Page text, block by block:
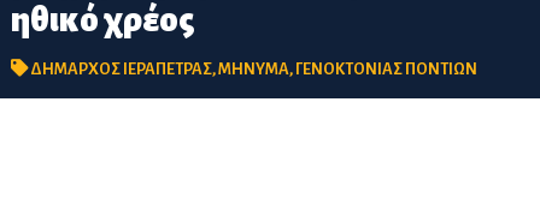
ηθικό χρέος
ΔΗΜΑΡΧΟΣ ΙΕΡΑΠΕΤΡΑΣ,ΜΗΝΥΜΑ, ΓΕΝΟΚΤΟΝΙΑΣ ΠΟΝΤΙΩΝ